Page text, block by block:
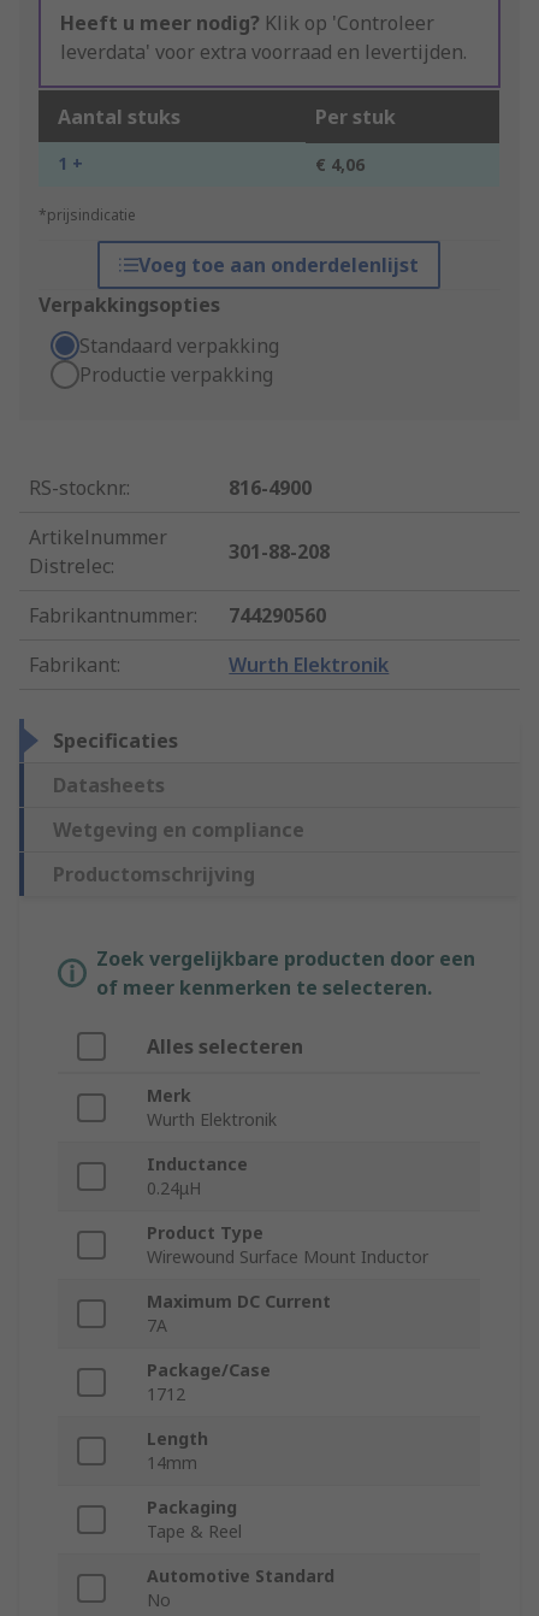
Heeft u meer nodig? Klik op 'Controleer
leverdata' voor extra voorraad en levertijden.
Aantal stuks Per stuk
1 + € 4,06
*prijsindicatie
Voeg toe aan onderdelenlijst
Verpakkingsopties
Standaard verpakking
Productie verpakking
RS-stocknr.:
816-4900
Artikelnummer
Distrelec:
301-88-208
Fabrikantnummer:
744290560
Fabrikant: Wurth Elektronik
Specificaties
Datasheets
Wetgeving en compliance
Productomschrijving
Zoek vergelijkbare producten door een
of meer kenmerken te selecteren.
Alles selecteren
Merk
Wurth Elektronik
Inductance
0.24μH
Product Type
Wirewound Surface Mount Inductor
Maximum DC Current
7A
Package/Case
1712
Length
14mm
Packaging
Tape & Reel
Automotive Standard
No